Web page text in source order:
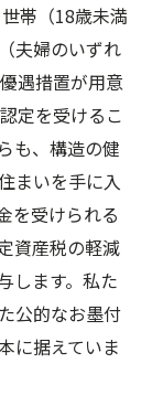
帯（18歳未満
夫婦のいずれ
遇措置が用意
定を受けるこ
も、構造の健
まいを手に入
を受けられる
資産税の軽減
します。私た
公的なお墨付
に据えていま